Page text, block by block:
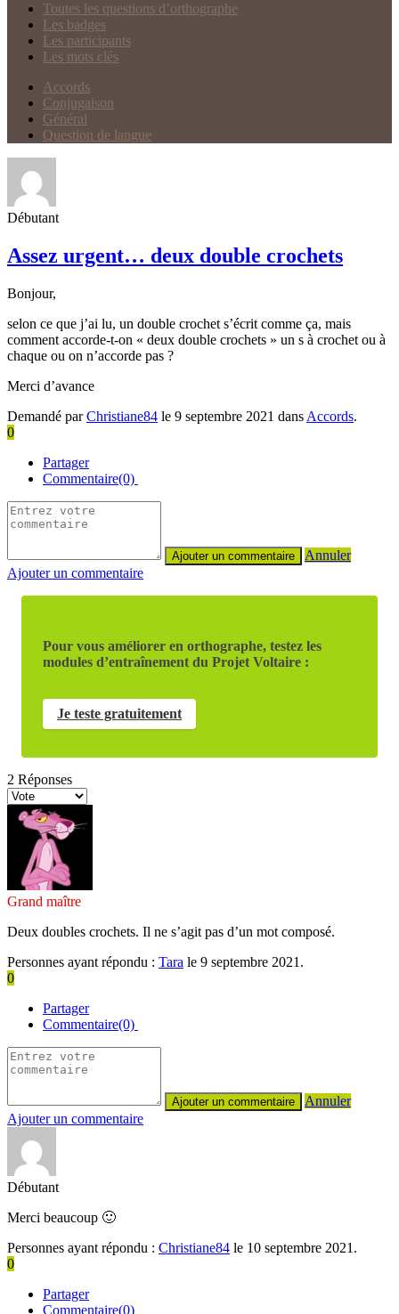
Toutes les questions d’orthographe
Les badges
Les participants
Les mots clés
Accords
Conjugaison
Général
Question de langue
Débutant
Assez urgent… deux double crochets
Bonjour,
selon ce que j’ai lu, un double crochet s’écrit comme ça, mais
comment accorde-t-on « deux double crochets » un s à crochet ou à
chaque ou on n’accorde pas ?
Merci d’avance
Demandé parChristiane84 le 9 septembre 2021 dans Accords.
0
Partager
Commentaire(0)
Annuler
Ajouter un commentaire
Pour vous améliorer en orthographe, testez les
modules d’entraînement du Projet Voltaire :
Je teste gratuitement
2 Réponses
Grand maître
Deux doubles crochets. Il ne s’agit pas d’un mot composé.
Personnes ayant répondu : Tara le 9 septembre 2021.
0
Partager
Commentaire(0)
Annuler
Ajouter un commentaire
Débutant
Merci beaucoup 🙂
Personnes ayant répondu : Christiane84 le 10 septembre 2021.
0
Partager
Commentaire(0)